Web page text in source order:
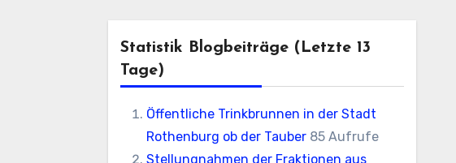
Statistik Blogbeiträge (letzte 13
Tage)
Öffentliche Trinkbrunnen in der Stadt
Rothenburg ob der Tauber 85 Aufrufe
Stellungnahmen der Fraktionen aus